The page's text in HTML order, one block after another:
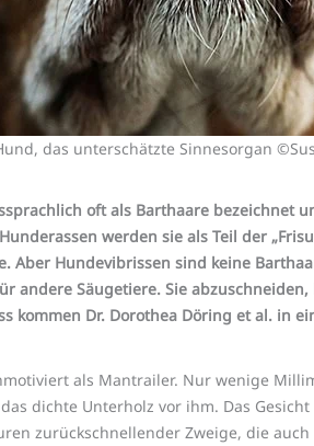
das unterschätzte Sinnesorgan
oft als Barthaare bezeichnet
werden sie als Teil der
Aber Hundevibrissen sind keine
andere Säugetiere. Sie
kommen Dr. Dorothea Döring et al. in
als Mantrailer. Nur wenige
dichte Unterholz vor ihm. Das
zurückschnellender Zweige, die